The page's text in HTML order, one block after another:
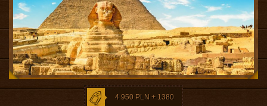
4 950 PLN + 1380